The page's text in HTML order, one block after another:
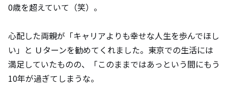
0歳を超えていて（笑）。
心配した両親が「キャリアよりも幸せな人生を歩んでほし
い」と Ｕターンを勧めてくれました。東京での生活には
満足していたものの、「このままではあっという間にもう
10年が過ぎてしまうな。